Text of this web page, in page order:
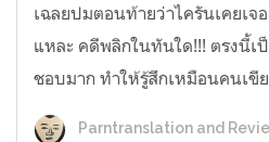
เฉลยปมตอนท้ายว่าไครันเคยเจ
แหละ คดีพลิกในทันใด!!! ตรงนี้เ
ชอบมาก ทำให้รู้สึกเหมือนคนเขี
Parntranslation and